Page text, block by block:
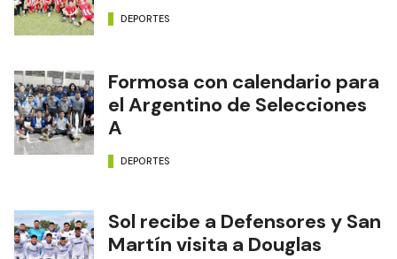
DEPORTES
Formosa con calendario para
el Argentino de Selecciones
A
DEPORTES
Sol recibe a Defensores y San
Martín visita a Douglas